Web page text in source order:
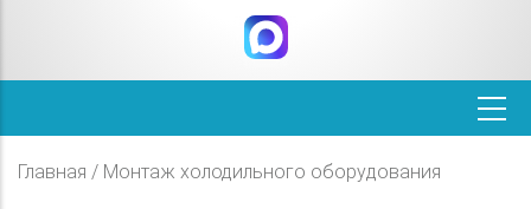
Главная / Монтаж холодильного оборудования